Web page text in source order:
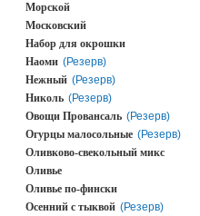
Морской
Московский
Набор для окрошки
Наоми (Резерв)
Нежный (Резерв)
Николь (Резерв)
Овощи Провансаль (Резерв)
Огурцы малосольные (Резерв)
Оливково-свекольный микс
Оливье
Оливье по-фински
Осенний с тыквой (Резерв)